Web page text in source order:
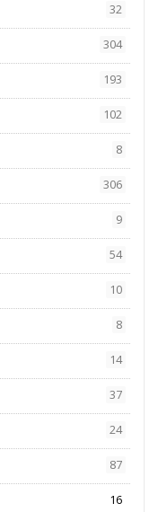
32
304
193
102
8
306
9
54
10
8
14
37
24
87
16